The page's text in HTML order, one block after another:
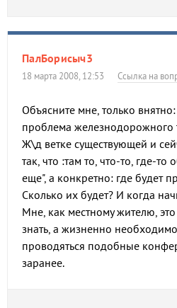
ПалБорисыч3
18 марта 2008, 12:53 Ссылка на
Объясните мне, только
проблема железнодорожного
Ж\д ветке существующей и
так, что :там то, что-то, где-то
еще", а конкретно: где будет
Сколько их будет? И когда
Мне, как местному жителю,
знать, а жизненно
проводяться подобные
заранее.